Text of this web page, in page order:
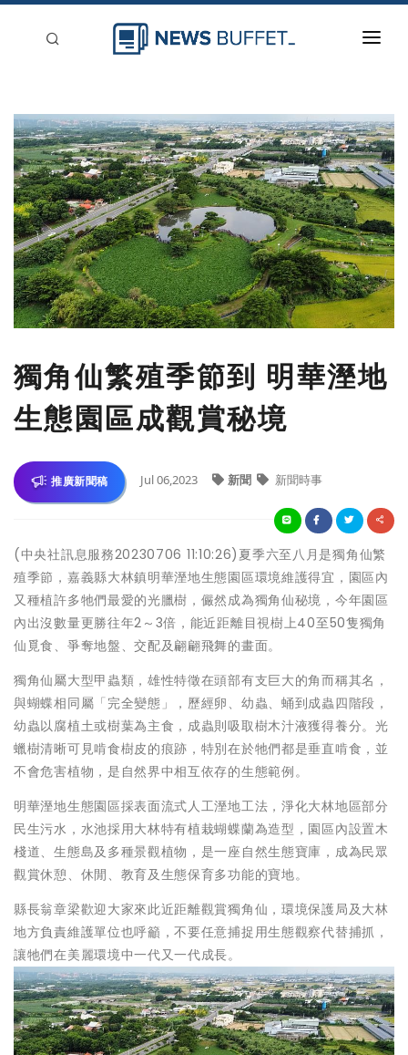
新聞稿分類
登入
刊登
獨角仙繁殖季節到 明華溼地
生態園區成觀賞秘境
推廣新聞稿 Jul 06,2023 新聞 新聞時事
(中央社訊息服務20230706 11:10:26)夏季六至八月是獨角仙繁
殖季節，嘉義縣大林鎮明華溼地生態園區環境維護得宜，園區內
又種植許多牠們最愛的光臘樹，儼然成為獨角仙秘境，今年園區
內出沒數量更勝往年2～3倍，能近距離目視樹上40至50隻獨角
仙覓食、爭奪地盤、交配及翩翩飛舞的畫面。
獨角仙屬大型甲蟲類，雄性特徵在頭部有支巨大的角而稱其名，
與蝴蝶相同屬「完全變態」，歷經卵、幼蟲、蛹到成蟲四階段，
幼蟲以腐植土或樹葉為主食，成蟲則吸取樹木汁液獲得養分。光
蠟樹清晰可見啃食樹皮的痕跡，特別在於牠們都是垂直啃食，並
不會危害植物，是自然界中相互依存的生態範例。
明華溼地生態園區採表面流式人工溼地工法，淨化大林地區部分
民生污水，水池採用大林特有植栽蝴蝶蘭為造型，園區內設置木
棧道、生態島及多種景觀植物，是一座自然生態寶庫，成為民眾
觀賞休憩、休閒、教育及生態保育多功能的寶地。
縣長翁章梁歡迎大家來此近距離觀賞獨角仙，環境保護局及大林
地方負責維護單位也呼籲，不要任意捕捉用生態觀察代替捕抓，
讓牠們在美麗環境中一代又一代成長。